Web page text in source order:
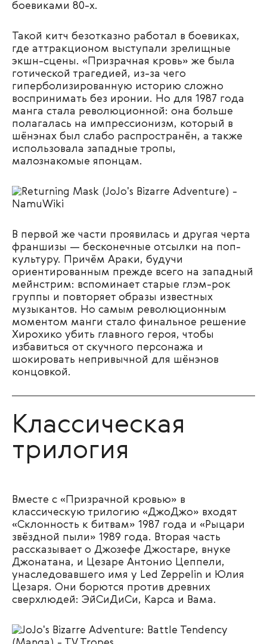
боевиками 80-х.
Такой китч безотказно работал в боевиках,
где аттракционом выступали зрелищные
экшн-сцены. «Призрачная кровь» же была
готической трагедией, из-за чего
гиперболизированную историю сложно
воспринимать без иронии. Но для 1987 года
манга стала революционной: она больше
полагалась на импрессионизм, который в
шёнэнах был слабо распространён, а также
использовала западные тропы,
малознакомые японцам.
В первой же части проявилась и другая черта
франшизы — бесконечные отсылки на поп-
культуру. Причём Араки, будучи
ориентированным прежде всего на западный
мейнстрим: вспоминает старые глэм-рок
группы и повторяет образы известных
музыкантов. Но самым революционным
моментом манги стало финальное решение
Хирохико убить главного героя, чтобы
избавиться от скучного персонажа и
шокировать непривычной для шёнэнов
концовкой.
Классическая
трилогия
Вместе с «Призрачной кровью» в
классическую трилогию «ДжоДжо» входят
«Склонность к битвам» 1987 года и «Рыцари
звёздной пыли» 1989 года. Вторая часть
рассказывает о Джозефе Джостаре, внуке
Джонатана, и Цезаре Антонио Цеппели,
унаследовавшего имя у Led Zeppelin и Юлия
Цезаря. Они борются против древних
сверхлюдей: ЭйСиДиСи, Карса и Вама.